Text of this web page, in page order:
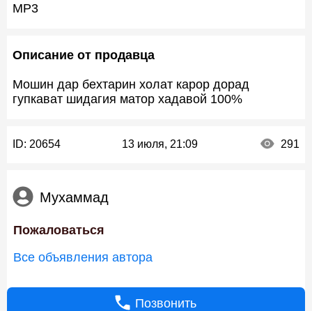
MP3
Описание от продавца
Мошин дар бехтарин холат карор дорад
гупкават шидагия матор хадавой 100%
ID: 20654 13 июля, 21:09 291
Мухаммад
Пожаловаться
Все объявления автора
Позвонить